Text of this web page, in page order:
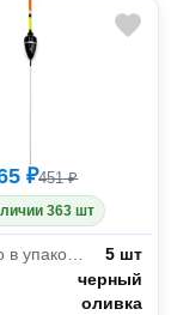
₽451 ₽
363 шт
Количество в упаковке
5 шт
черный
оливка